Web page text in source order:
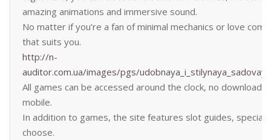
amazing animations and immersive sound.
No matter if you’re a fan of minimal mechanics or love
that suits you.
http://n-
auditor.com.ua/images/pgs/
All games can be accessed around the clock, no download
mobile.
In addition to games, the site features slot guides, special
choose.